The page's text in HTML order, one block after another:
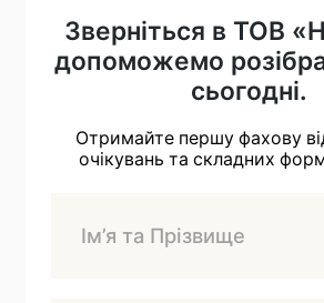
Зверніться в ТОВ
допоможемо
сьогодні.
Отримайте першу фахову
очікувань та складних